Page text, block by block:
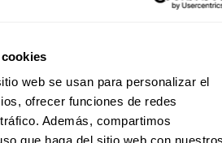
web se usan para personalizar el
ofrecer funciones de redes
Además, compartimos
que haga del sitio web con